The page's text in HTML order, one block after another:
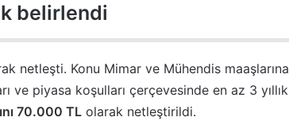
belirlendi
netleşti. Konu Mimar ve Mühendis maaşlarına
ve piyasa koşulları çerçevesinde en az 3 yıllık
70.000 TL olarak netleştirildi.